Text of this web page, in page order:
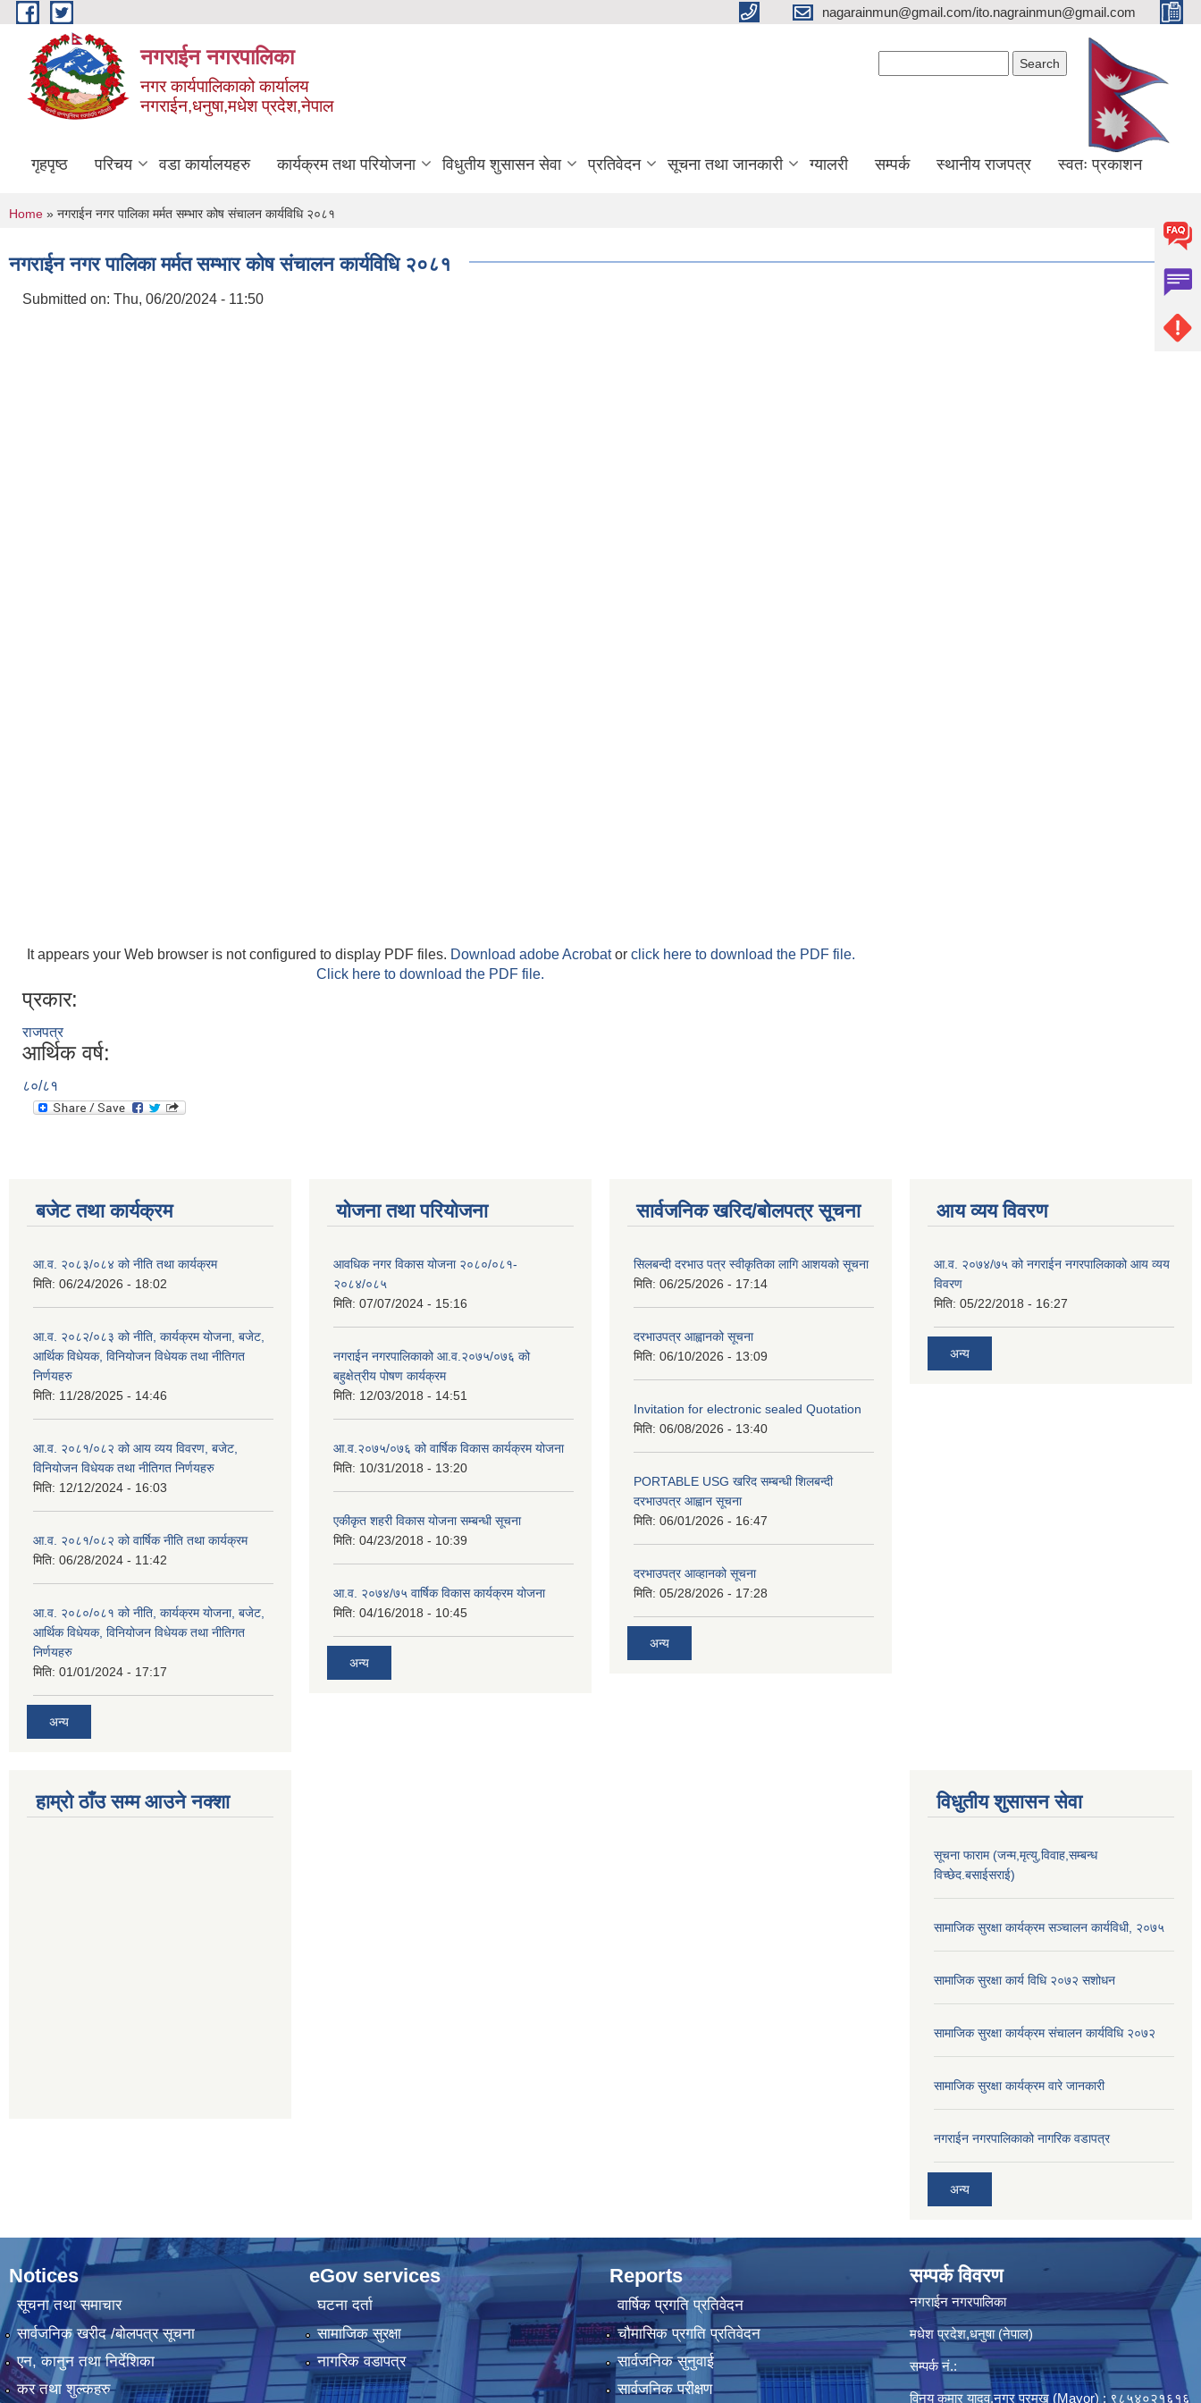
Skip to main content nagarainmun@gmail.com/ito.nagrainmun@gmail.com
नगराईन नगरपालिका
नगर कार्यपालिकाको कार्यालय
नगराईन,धनुषा,मधेश प्रदेश,नेपाल
गृहपृष्ठ परिचय वडा कार्यालयहरु कार्यक्रम तथा परियोजना विधुतीय शुसासन सेवा प्रतिवेदन सूचना तथा जानकारी ग्यालरी सम्पर्क स्थानीय राजपत्र स्वतः प्रकाशन
You are here
Home » नगराईन नगर पालिका मर्मत सम्भार कोष संचालन कार्यविधि २०८१
नगराईन नगर पालिका मर्मत सम्भार कोष संचालन कार्यविधि २०८१
Submitted on: Thu, 06/20/2024 - 11:50
It appears your Web browser is not configured to display PDF files. Download adobe Acrobator click here to download the PDF file.
Click here to download the PDF file.
प्रकार:
राजपत्र
आर्थिक वर्ष:
८०/८१
बजेट तथा कार्यक्रम
आ.व. २०८३/०८४ को नीति तथा कार्यक्रम
मिति: 06/24/2026 - 18:02
आ.व. २०८२/०८३ को नीति, कार्यक्रम योजना, बजेट,
आर्थिक विधेयक, विनियोजन विधेयक तथा नीतिगत
निर्णयहरु
मिति: 11/28/2025 - 14:46
आ.व. २०८१/०८२ को आय व्यय विवरण, बजेट,
विनियोजन विधेयक तथा नीतिगत निर्णयहरु
मिति: 12/12/2024 - 16:03
आ.व. २०८१/०८२ को वार्षिक नीति तथा कार्यक्रम
मिति: 06/28/2024 - 11:42
आ.व. २०८०/०८१ को नीति, कार्यक्रम योजना, बजेट,
आर्थिक विधेयक, विनियोजन विधेयक तथा नीतिगत
निर्णयहरु
मिति: 01/01/2024 - 17:17
अन्य
योजना तथा परियोजना
आवधिक नगर विकास योजना २०८०/०८१-
२०८४/०८५
मिति: 07/07/2024 - 15:16
नगराईन नगरपालिकाको आ.व.२०७५/०७६ को
बहुक्षेत्रीय पोषण कार्यक्रम
मिति: 12/03/2018 - 14:51
आ.व.२०७५/०७६ को वार्षिक विकास कार्यक्रम योजना
मिति: 10/31/2018 - 13:20
एकीकृत शहरी विकास योजना सम्बन्धी सूचना
मिति: 04/23/2018 - 10:39
आ.व. २०७४/७५ वार्षिक विकास कार्यक्रम योजना
मिति: 04/16/2018 - 10:45
अन्य
सार्वजनिक खरिद/बोलपत्र सूचना
सिलबन्दी दरभाउ पत्र स्वीकृतिका लागि आशयको सूचना
मिति: 06/25/2026 - 17:14
दरभाउपत्र आह्वानको सूचना
मिति: 06/10/2026 - 13:09
Invitation for electronic sealed Quotation
मिति: 06/08/2026 - 13:40
PORTABLE USG खरिद सम्बन्धी शिलबन्दी
दरभाउपत्र आह्वान सूचना
मिति: 06/01/2026 - 16:47
दरभाउपत्र आव्हानको सूचना
मिति: 05/28/2026 - 17:28
अन्य
आय व्यय विवरण
आ.व. २०७४/७५ को नगराईन नगरपालिकाको आय व्यय
विवरण
मिति: 05/22/2018 - 16:27
अन्य
हाम्रो ठाँउ सम्म आउने नक्शा विधुतीय शुसासन सेवा
सूचना फाराम (जन्म,मृत्यु,विवाह,सम्बन्ध
विच्छेद.बसाईसराई)
सामाजिक सुरक्षा कार्यक्रम सञ्चालन कार्यविधी, २०७५
सामाजिक सुरक्षा कार्य विधि २०७२ स‌शोधन
सामाजिक सुरक्षा कार्यक्रम संचालन कार्यविधि २०७२
सामाजिक सुरक्षा कार्यक्रम वारे जानकारी
नगराईन नगरपालिकाको नागरिक वडापत्र
अन्य
Notices
सूचना तथा समाचार
सार्वजनिक खरीद /बोलपत्र सूचना
एन, कानुन तथा निर्देशिका
कर तथा शुल्कहरु
eGov services
घटना दर्ता
सामाजिक सुरक्षा
नागरिक वडापत्र
Reports
वार्षिक प्रगति प्रतिवेदन
चौमासिक प्रगति प्रतिवेदन
सार्वजनिक सुनुवाई
सार्वजनिक परीक्षण
सम्पर्क विवरण
नगराईन नगरपालिका
मधेश प्रदेश,धनुषा (नेपाल)
सम्पर्क नं.:
विनय कुमार यादव,नगर प्रमुख (Mayor) : ९८५४०२१६१६